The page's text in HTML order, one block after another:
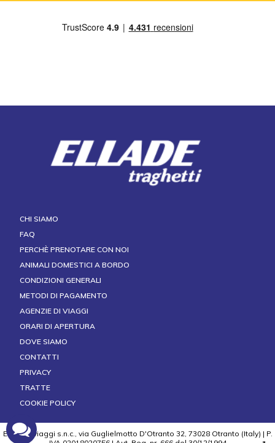
CHI SIAMO
FAQ
PERCHÈ PRENOTARE CON NOI
ANIMALI DOMESTICI A BORDO
CONDIZIONI GENERALI
METODI DI PAGAMENTO
AGENZIE DI VIAGGI
ORARI DI APERTURA
DOVE SIAMO
CONTATTI
PRIVACY
TRATTE
COOKIE POLICY
ELLADE viaggi s.n.c., via Guglielmotto D'Otranto 32, 73028 Otranto (Italy) | P.